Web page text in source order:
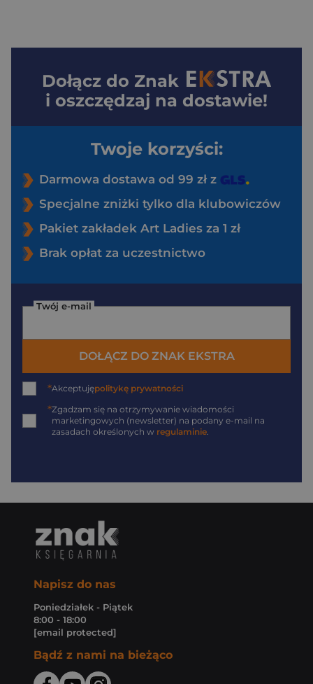
Dołącz do Znak
i oszczędzaj na dostawie!
Twoje korzyści:
Darmowa dostawa od 99 zł z
Specjalne zniżki tylko dla klubowiczów
Pakiet zakładek Art Ladies za 1 zł
Brak opłat za uczestnictwo
Twój e-mail
DOŁĄCZ DO ZNAK EKSTRA
*Akceptujępolitykę prywatności
*Zgadzam się na otrzymywanie wiadomości
marketingowych (newsletter) na podany e-mail na
zasadach określonych w regulaminie.
Napisz do nas
Poniedziałek - Piątek
8:00 - 18:00
[email protected]
Bądź z nami na bieżąco